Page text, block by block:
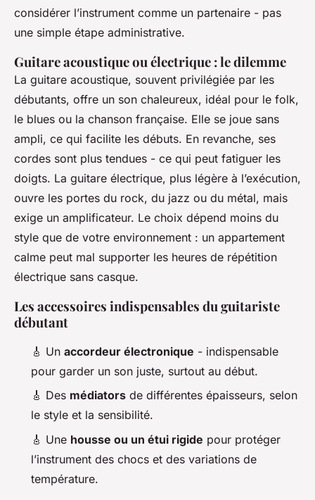
considérer l’instrument comme un partenaire - pas
une simple étape administrative.
Guitare acoustique ou électrique : le dilemme
La guitare acoustique, souvent privilégiée par les
débutants, offre un son chaleureux, idéal pour le folk,
le blues ou la chanson française. Elle se joue sans
ampli, ce qui facilite les débuts. En revanche, ses
cordes sont plus tendues - ce qui peut fatiguer les
doigts. La guitare électrique, plus légère à l’exécution,
ouvre les portes du rock, du jazz ou du métal, mais
exige un amplificateur. Le choix dépend moins du
style que de votre environnement : un appartement
calme peut mal supporter les heures de répétition
électrique sans casque.
Les accessoires indispensables du guitariste
débutant
🎸 Un accordeur électronique - indispensable
pour garder un son juste, surtout au début.
🎸 Des médiators de différentes épaisseurs, selon
le style et la sensibilité.
🎸 Une housse ou un étui rigide pour protéger
l’instrument des chocs et des variations de
température.